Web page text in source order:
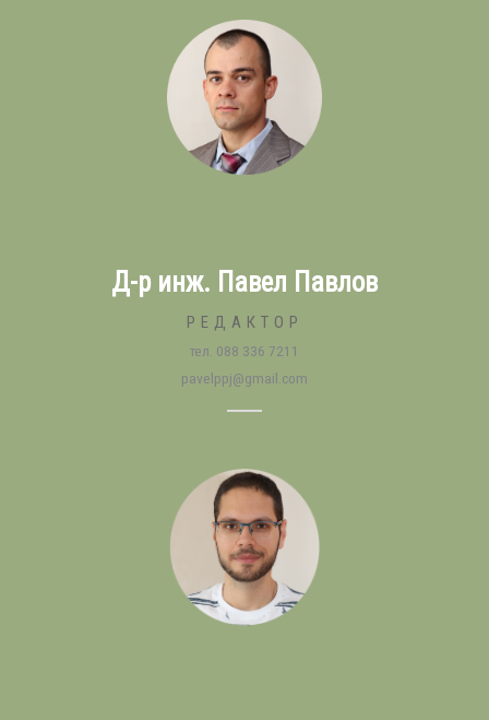
Д-р инж. Павел Павлов
РЕДАКТОР
тел. 088 336 7211
pavelppj@gmail.com